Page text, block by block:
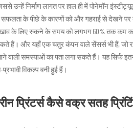
उन्हें निर्माण लागत पर हाल ही में पोनेमॉन
सफलता के पीछे के कारणों को और गहराई से देखने
के लिए रुकने के समय को लगभग 60% तक कम कर
हैं। और यहाँ एक चतुर कंपन वाले सेंसर्स भी हैं, जो
समस्याओं का पता लगा सकते हैं। यह सिर्फ इतना
विकल्प बनी हुई हैं।
प्रिंटर्स कैसे वक्र सतह